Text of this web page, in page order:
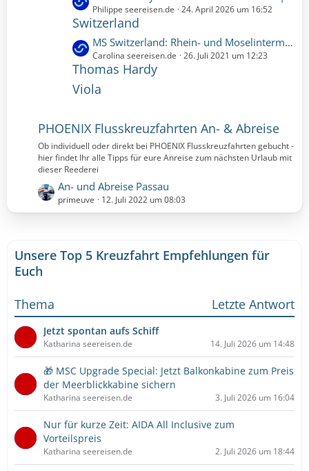
ä
g
i
t
r
ä
g
e
t
e
B
e
i
t
r
e
e
t
t
e
B
e
r
ä
g
e
Philippe seereisen.de 24. April 2026 um 16:52
Switzerland
L
e
t
z
t
B
e
i
t
ä
g
MS Switzerland: Rhein- und Moselintermezzo (SWI401) | 5 Nächte | 23.10.2021 bis 28.10.2021 (Samstag, 23. Oktober 2021, 00:00 - Donnerstag, 28. Oktober 2021, 00:00)
Carolina seereisen.de 26. Juli 2021 um 12:23
Thomas Hardy
Viola
PHOENIX Flusskreuzfahrten An- & Abreise
Ob individuell oder direkt bei PHOENIX Flusskreuzfahrten gebucht -
hier findet Ihr alle Tipps für eure Anreise zum nächsten Urlaub mit
dieser Reederei
L
e
t
e
B
t
An- und Abreise Passau
primeuve 12. Juli 2022 um 08:03
Unsere Top 5 Kreuzfahrt Empfehlungen für
Euch
Thema
Letzte Antwort
Jetzt spontan aufs Schiff
Katharina seereisen.de 14. Juli 2026 um 14:48
🎁 MSC Upgrade Special: Jetzt Balkonkabine zum Preis
der Meerblickkabine sichern
Katharina seereisen.de 3. Juli 2026 um 16:04
Nur für kurze Zeit: AIDA All Inclusive zum
Vorteilspreis
Katharina seereisen.de 2. Juli 2026 um 18:44